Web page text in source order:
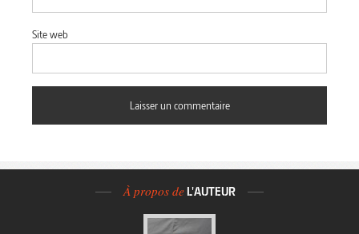
Site web
À propos de L'AUTEUR